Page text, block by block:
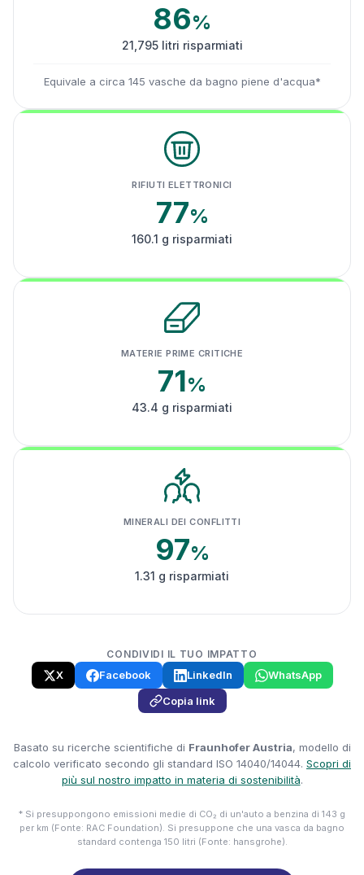
86%
21,795 litri risparmiati
Equivale a circa 145 vasche da bagno piene d'acqua*
RIFIUTI ELETTRONICI
77%
160.1 g risparmiati
MATERIE PRIME CRITICHE
71%
43.4 g risparmiati
MINERALI DEI CONFLITTI
97%
1.31 g risparmiati
CONDIVIDI IL TUO IMPATTO
X Facebook LinkedIn
WhatsApp
Copia link
Basato su ricerche scientifiche di Fraunhofer Austria, modello di
calcolo verificato secondo gli standard ISO 14040/14044. Scopri di
più sul nostro impatto in materia di sostenibilità.
* Si presuppongono emissioni medie di CO₂ di un'auto a benzina di 143 g
per km (Fonte: RAC Foundation). Si presuppone che una vasca da bagno
standard contenga 150 litri (Fonte: hansgrohe).